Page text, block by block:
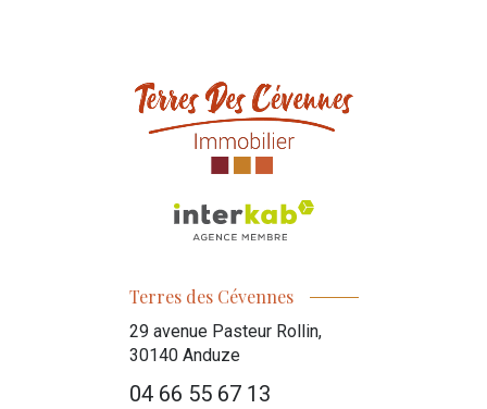
Terres des Cévennes
29 avenue Pasteur Rollin,
30140 Anduze
04 66 55 67 13